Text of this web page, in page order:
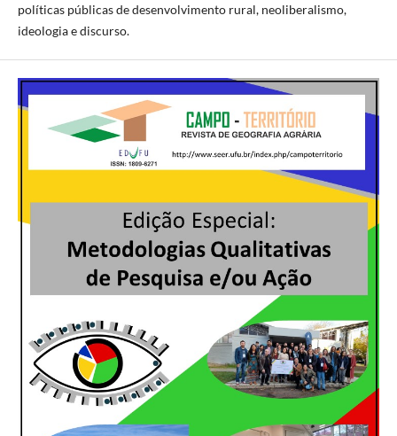
políticas públicas de desenvolvimento rural, neoliberalismo,
ideologia e discurso.